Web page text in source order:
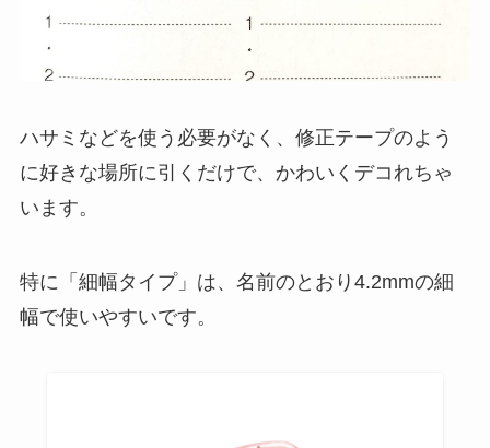
ハサミなどを使う必要がなく、修正テープのよう
に好きな場所に引くだけで、かわいくデコれちゃ
います。
特に「細幅タイプ」は、名前のとおり4.2mmの細
幅で使いやすいです。